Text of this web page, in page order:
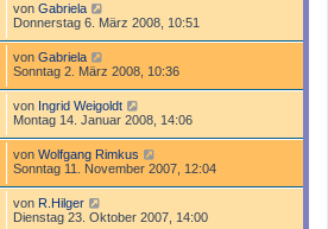
von Gabriela
Donnerstag 6. März 2008, 10:51
von Gabriela
Sonntag 2. März 2008, 10:36
von Ingrid Weigoldt
Montag 14. Januar 2008, 14:06
von Wolfgang Rimkus
Sonntag 11. November 2007, 12:04
von R.Hilger
Dienstag 23. Oktober 2007, 14:00